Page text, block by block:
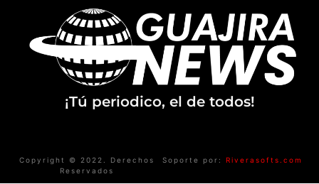
¡Tú periodico, el de todos!
Copyright © 2022. Derechos
Reservados
Soporte por: Riverasofts.com